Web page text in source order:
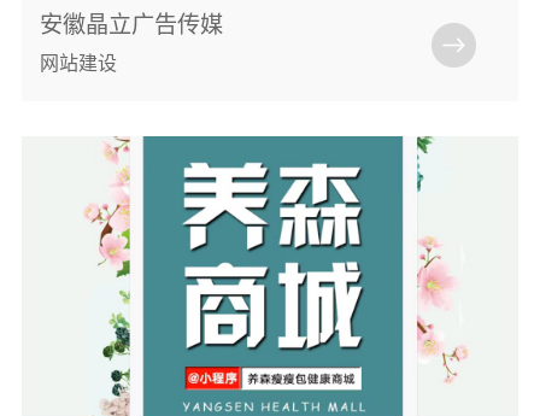
安徽晶立广告传媒
网站建设